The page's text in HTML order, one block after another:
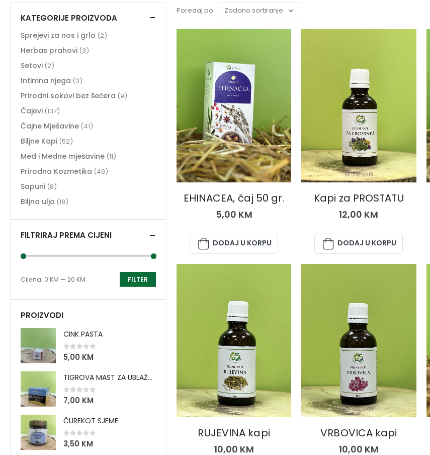
Poredaj po:
ČAJEVI
EHINACEA, čaj 50 gr.
5,00 KM
DODAJ U KORPU
BILJNE KAPI
Kapi za PROSTATU
12,00 KM
DODAJ U KORPU
BILJNE KAPI
RUJEVINA kapi
10,00 KM
BILJNE KAPI
VRBOVICA kapi
10,00 KM
KATEGORIJE PROIZVODA
Sprejevi za nos i grlo (2)
Herbas prahovi (3)
Setovi (2)
Intimna njega (3)
Prirodni sokovi bez šećera (9)
Čajevi (137)
Čajne Mješavine (41)
Biljne Kapi (52)
Med i Medne mješavine (11)
Prirodna Kozmetika (49)
Sapuni (8)
Biljna ulja (18)
FILTRIRAJ PREMA CIJENI
FILTER
Cijena: 0 KM — 20 KM
PROIZVODI
CINK PASTA
0 out of 5
5,00 KM
TIGROVA MAST ZA UBLAŽAVANJE BOLOVA I ZAGRIJAVANJE MIŠIĆA
0 out of 5
7,00 KM
ČUREKOT SJEME
0 out of 5
3,50 KM